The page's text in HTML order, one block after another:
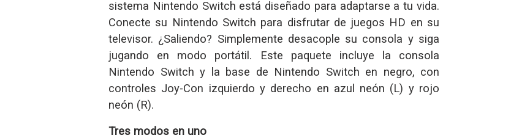
sistema Nintendo Switch está diseñado para adaptarse a tu vida.
Conecte su Nintendo Switch para disfrutar de juegos HD en su
televisor. ¿Saliendo? Simplemente desacople su consola y siga
jugando en modo portátil. Este paquete incluye la consola
Nintendo Switch y la base de Nintendo Switch en negro, con
controles Joy-Con izquierdo y derecho en azul neón (L) y rojo
neón (R).
Tres modos en uno